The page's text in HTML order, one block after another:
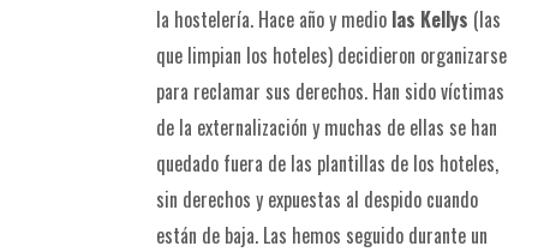
la hostelería. Hace año y medio las Kellys (las
que limpian los hoteles) decidieron organizarse
para reclamar sus derechos. Han sido víctimas
de la externalización y muchas de ellas se han
quedado fuera de las plantillas de los hoteles,
sin derechos y expuestas al despido cuando
están de baja. Las hemos seguido durante un